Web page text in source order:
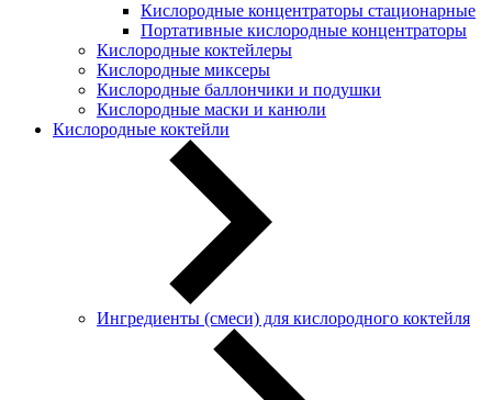
Кислородные концентраторы стационарные
Портативные кислородные концентраторы
Кислородные коктейлеры
Кислородные миксеры
Кислородные баллончики и подушки
Кислородные маски и канюли
Кислородные коктейли
Ингредиенты (смеси) для кислородного коктейля